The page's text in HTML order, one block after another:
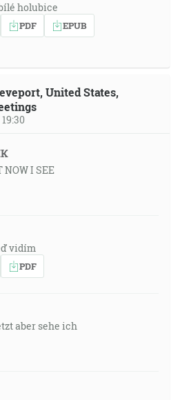
holubice
PDF EPUB
United States,
NOW I SEE
vidím
PDF
aber sehe ich